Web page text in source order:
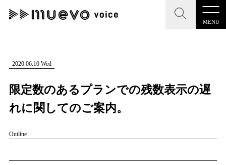
MENU
CLOSE
記事を検索する
人気ワード
#男性SSW #ポップス #女性SSW #ロック
CLOSE
"読者の声を形にする”音楽特化メディア
MENU
2020.06.10 Wed
限定数のあるプランでの残数表示の遅
れに関してのご案内。
Outline